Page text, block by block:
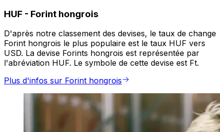
HUF - Forint hongrois
D'après notre classement des devises, le taux de change
Forint hongrois le plus populaire est le taux HUF vers
USD. La devise Forints hongrois est représentée par
l'abréviation HUF. Le symbole de cette devise est Ft.
Plus d'infos sur Forint hongrois